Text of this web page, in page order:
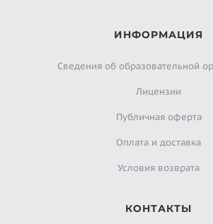
ИНФОРМАЦИЯ
Сведения об образовательной
Лицензии
Публичная оферта
Оплата и доставка
Условия возврата
КОНТАКТЫ